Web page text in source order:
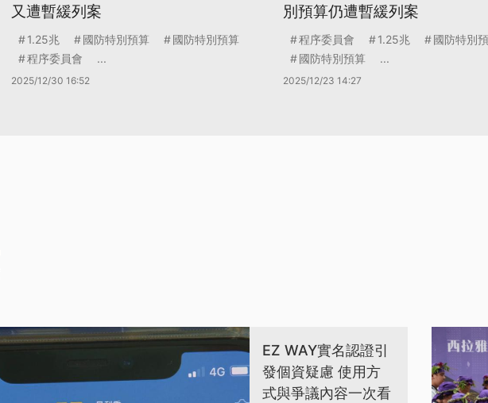
又遭暫緩列案
1.25兆 國防特別預算
國防特別預算
程序委員會
...
2025/12/30 16:52
別預算仍遭暫緩列案
程序委員會 1.25兆
國防特別
國防特別預算
...
2025/12/23 14:27
EZ WAY實名認證引
發個資疑慮 使用方
式與爭議內容一次看